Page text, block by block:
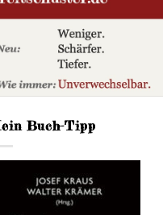
Buch-Tipp